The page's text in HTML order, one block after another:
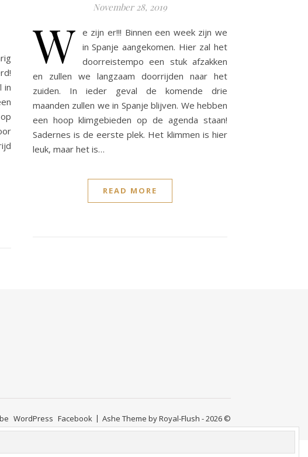
in
November 28, 2019
W
e zijn er!!! Binnen een week zijn we
in Spanje aangekomen. Hier zal het
doorreistempo een stuk afzakken
en zullen we langzaam doorrijden naar het
zuiden. In ieder geval de komende drie
maanden zullen we in Spanje blijven. We hebben
een hoop klimgebieden op de agenda staan!
Sadernes is de eerste plek. Het klimmen is hier
leuk, maar het is…
READ MORE
Ashe Theme by Royal-Flush - 2026 ©
WordPress Facebook